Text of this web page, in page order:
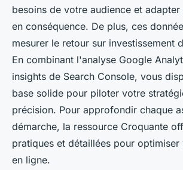
besoins de votre audience et
en conséquence. De plus, ces
mesurer le retour sur investissement
En combinant l'analyse Google
insights de Search Console, vous
base solide pour piloter votre
précision. Pour approfondir chaque
démarche, la ressource Croquante
pratiques et détaillées pour
en ligne.